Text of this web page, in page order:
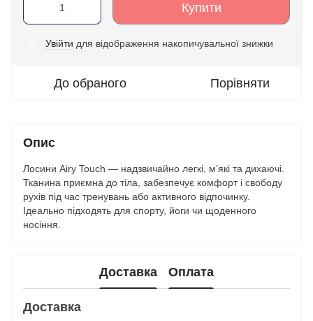
Купити
Увійти для відображення накопичувальної знижки
До обраного Порівняти
Опис
Лосини Airy Touch — надзвичайно легкі, м’які та дихаючі.
Тканина приємна до тіла, забезпечує комфорт і свободу
рухів під час тренувань або активного відпочинку.
Ідеально підходять для спорту, йоги чи щоденного
носіння.
Доставка Оплата
Доставка